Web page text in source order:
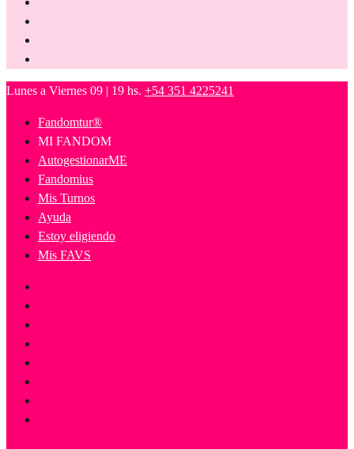
Lunes a Viernes 09 | 19 hs. +54 351 4225241
Fandomtur®
MI FANDOM
AutogestionarME
Fandomius
Mis Turnos
Ayuda
Estoy eligiendo
Mis FAVS